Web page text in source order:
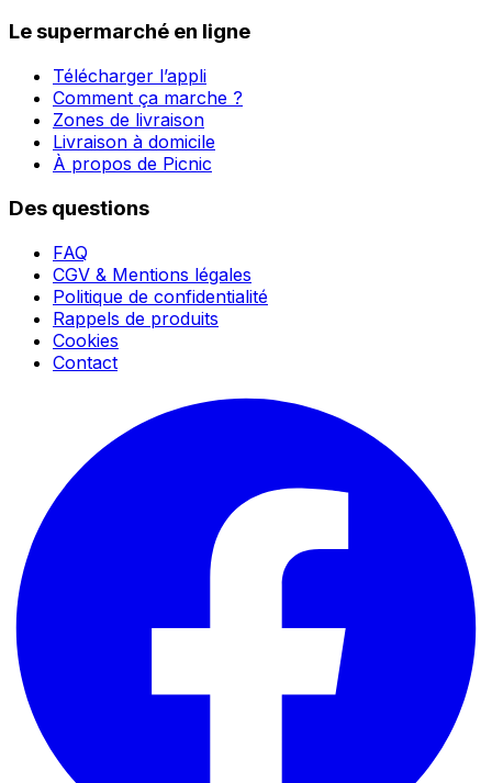
Le supermarché en ligne
Télécharger l’appli
Comment ça marche ?
Zones de livraison
Livraison à domicile
À propos de Picnic
Des questions
FAQ
CGV & Mentions légales
Politique de confidentialité
Rappels de produits
Cookies
Contact